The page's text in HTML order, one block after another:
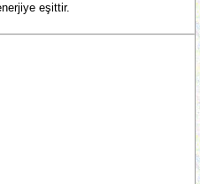
eşittir.